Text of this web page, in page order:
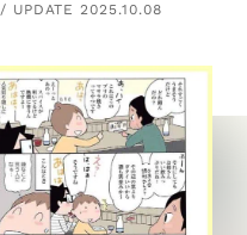
UPDATE 2025.10.08